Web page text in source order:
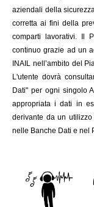
aziendali della
corretta ai fini della
comparti lavorativi. Il
continuo grazie ad un
INAIL nell’ambito del
L'utente dovrà
Dati" per ogni singolo
appropriata i dati in
derivante da un
nelle Banche Dati e nel